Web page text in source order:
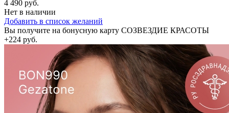
4 490 руб.
Нет в наличии
Добавить в список желаний
Вы получите на бонусную карту СОЗВЕЗДИЕ КРАСОТЫ
+224 руб.